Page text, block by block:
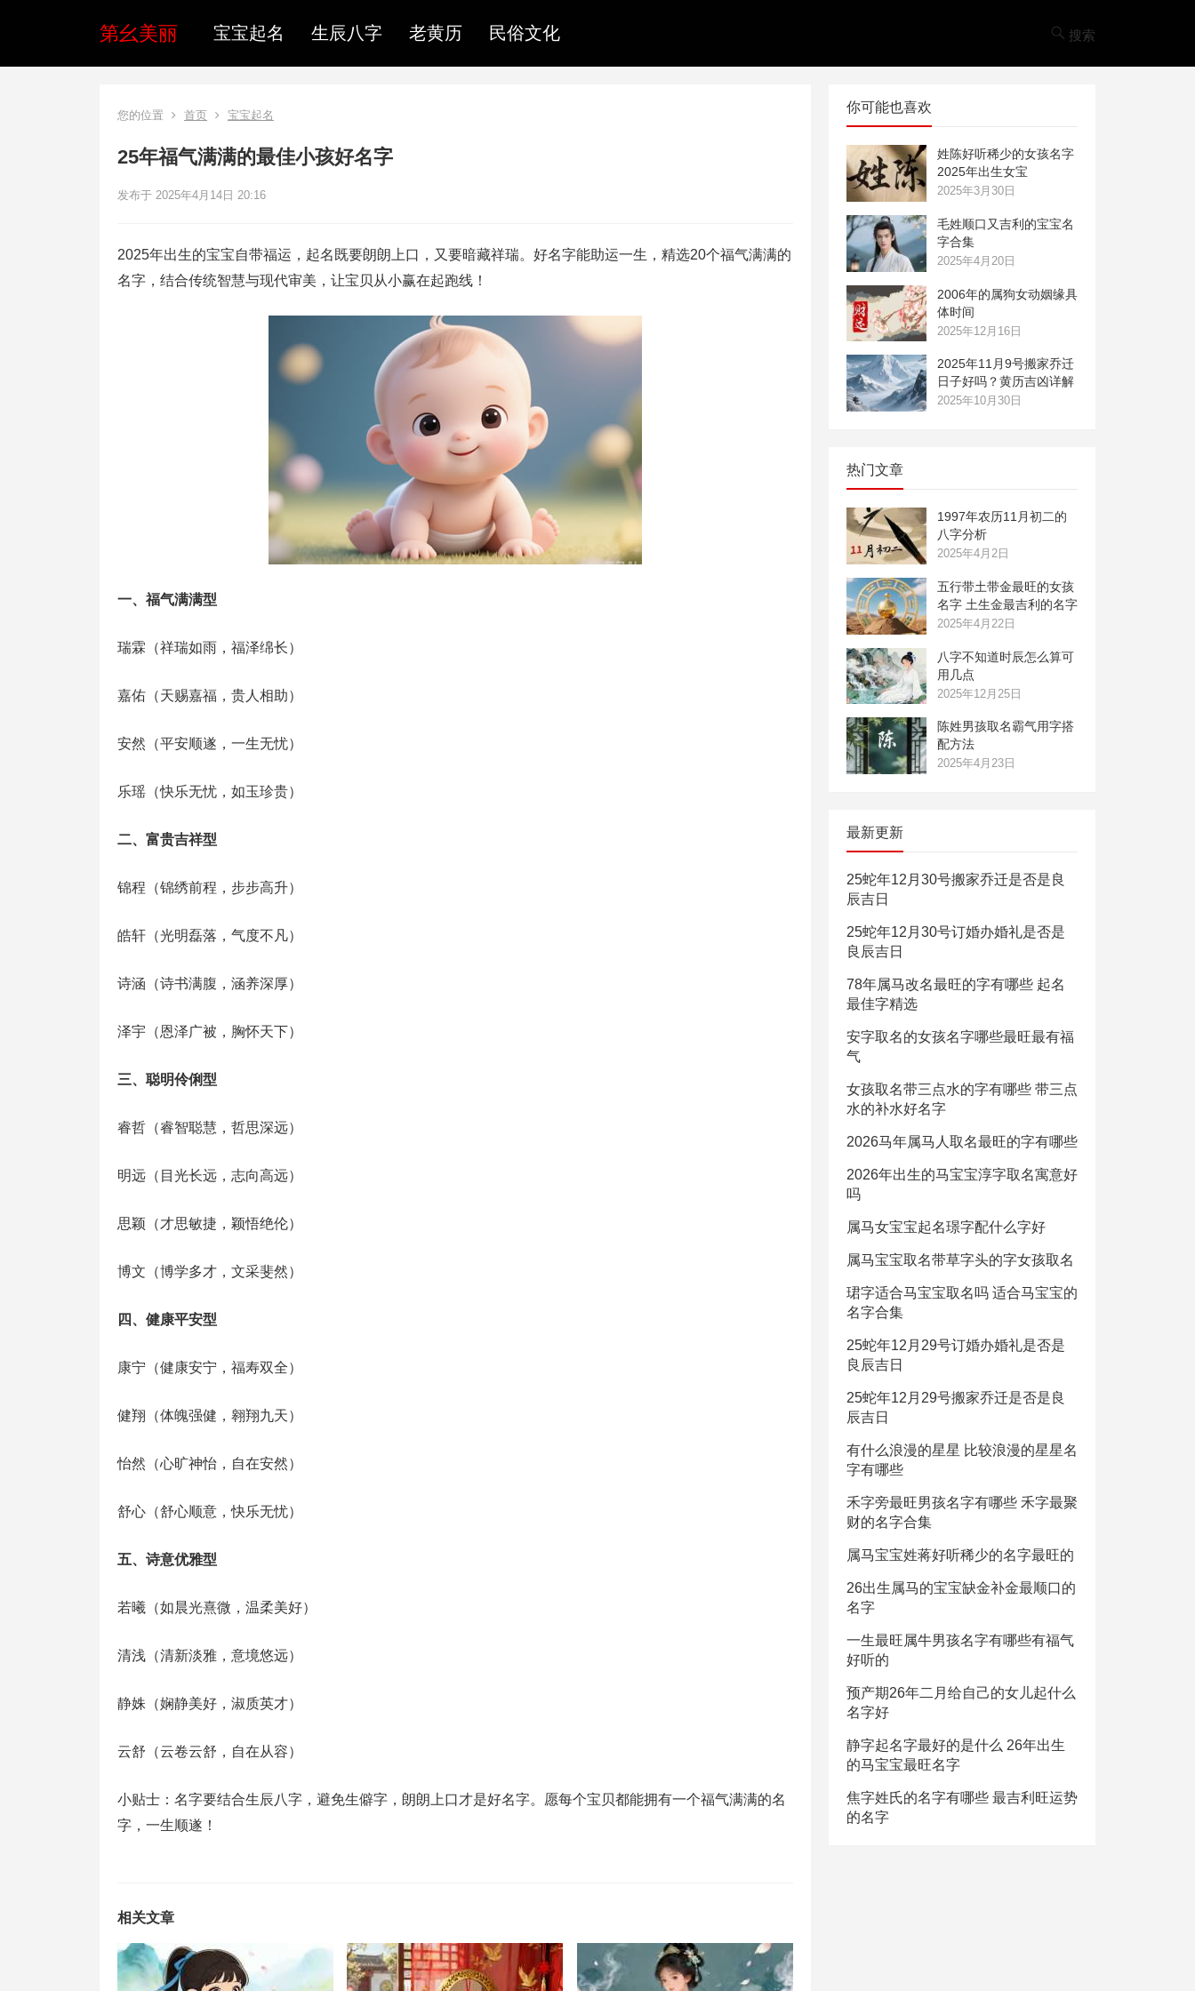
第幺美丽 宝宝起名 生辰八字 老黄历 民俗文化 搜索
您的位置 首页 宝宝起名
25年福气满满的最佳小孩好名字
发布于 2025年4月14日 20:16
2025年出生的宝宝自带福运，起名既要朗朗上口，又要暗藏祥瑞。好名字能助运一生，精选20个福气满满的
名字，结合传统智慧与现代审美，让宝贝从小赢在起跑线！
‌一、福气满满型‌
‌瑞霖‌（祥瑞如雨，福泽绵长）
‌嘉佑‌（天赐嘉福，贵人相助）
‌安然‌（平安顺遂，一生无忧）
‌乐瑶‌（快乐无忧，如玉珍贵）
‌二、富贵吉祥型‌
‌锦程‌（锦绣前程，步步高升）
‌皓轩‌（光明磊落，气度不凡）
‌诗涵‌（诗书满腹，涵养深厚）
‌泽宇‌（恩泽广被，胸怀天下）
‌三、聪明伶俐型‌
‌睿哲‌（睿智聪慧，哲思深远）
‌明远‌（目光长远，志向高远）
‌思颖‌（才思敏捷，颖悟绝伦）
‌博文‌（博学多才，文采斐然）
‌四、健康平安型‌
‌康宁‌（健康安宁，福寿双全）
‌健翔‌（体魄强健，翱翔九天）
‌怡然‌（心旷神怡，自在安然）
‌舒心‌（舒心顺意，快乐无忧）
‌五、诗意优雅型‌
‌若曦‌（如晨光熹微，温柔美好）
‌清浅‌（清新淡雅，意境悠远）
‌静姝‌（娴静美好，淑质英才）
‌云舒‌（云卷云舒，自在从容）
‌小贴士‌：名字要结合生辰八字，避免生僻字，朗朗上口才是好名字。愿每个宝贝都能拥有一个福气满满的名
字，一生顺遂！
相关文章
你可能也喜欢
姓陈好听稀少的女孩名字
2025年出生女宝
2025年3月30日
毛姓顺口又吉利的宝宝名
字合集
2025年4月20日
2006年的属狗女动姻缘具
体时间
2025年12月16日
2025年11月9号搬家乔迁
日子好吗？黄历吉凶详解
2025年10月30日
热门文章
1997年农历11月初二的
八字分析
2025年4月2日
五行带土带金最旺的女孩
名字 土生金最吉利的名字
2025年4月22日
八字不知道时辰怎么算可
用几点
2025年12月25日
陈姓男孩取名霸气用字搭
配方法
2025年4月23日
最新更新
25蛇年12月30号搬家乔迁是否是良
辰吉日
25蛇年12月30号订婚办婚礼是否是
良辰吉日
78年属马改名最旺的字有哪些 起名
最佳字精选
安字取名的女孩名字哪些最旺最有福
气
女孩取名带三点水的字有哪些 带三点
水的补水好名字
2026马年属马人取名最旺的字有哪些
2026年出生的马宝宝淳字取名寓意好
吗
属马女宝宝起名璟字配什么字好
属马宝宝取名带草字头的字女孩取名
珺字适合马宝宝取名吗 适合马宝宝的
名字合集
25蛇年12月29号订婚办婚礼是否是
良辰吉日
25蛇年12月29号搬家乔迁是否是良
辰吉日
有什么浪漫的星星 比较浪漫的星星名
字有哪些
禾字旁最旺男孩名字有哪些 禾字最聚
财的名字合集
属马宝宝姓蒋好听稀少的名字最旺的
26出生属马的宝宝缺金补金最顺口的
名字
一生最旺属牛男孩名字有哪些有福气
好听的
预产期26年二月给自己的女儿起什么
名字好
静字起名字最好的是什么 26年出生
的马宝宝最旺名字
焦字姓氏的名字有哪些 最吉利旺运势
的名字